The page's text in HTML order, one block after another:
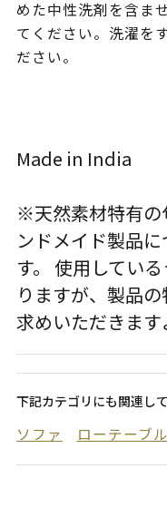
めた中性洗剤を含ま
てください。洗濯を
ださい。
Made in India
※天然素材特有の
ンドメイド製品
す。 使用してい
りますが、製品
求めいただきます
下記カテゴリにも関連し
ソファ ローテーブル